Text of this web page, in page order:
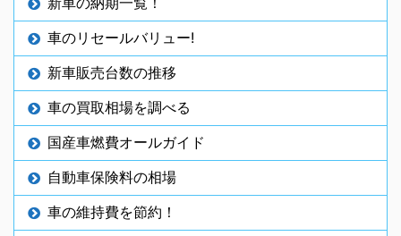
車のリセールバリュー!
新車販売台数の推移
車の買取相場を調べる
国産車燃費オールガイド
自動車保険料の相場
車の維持費を節約！